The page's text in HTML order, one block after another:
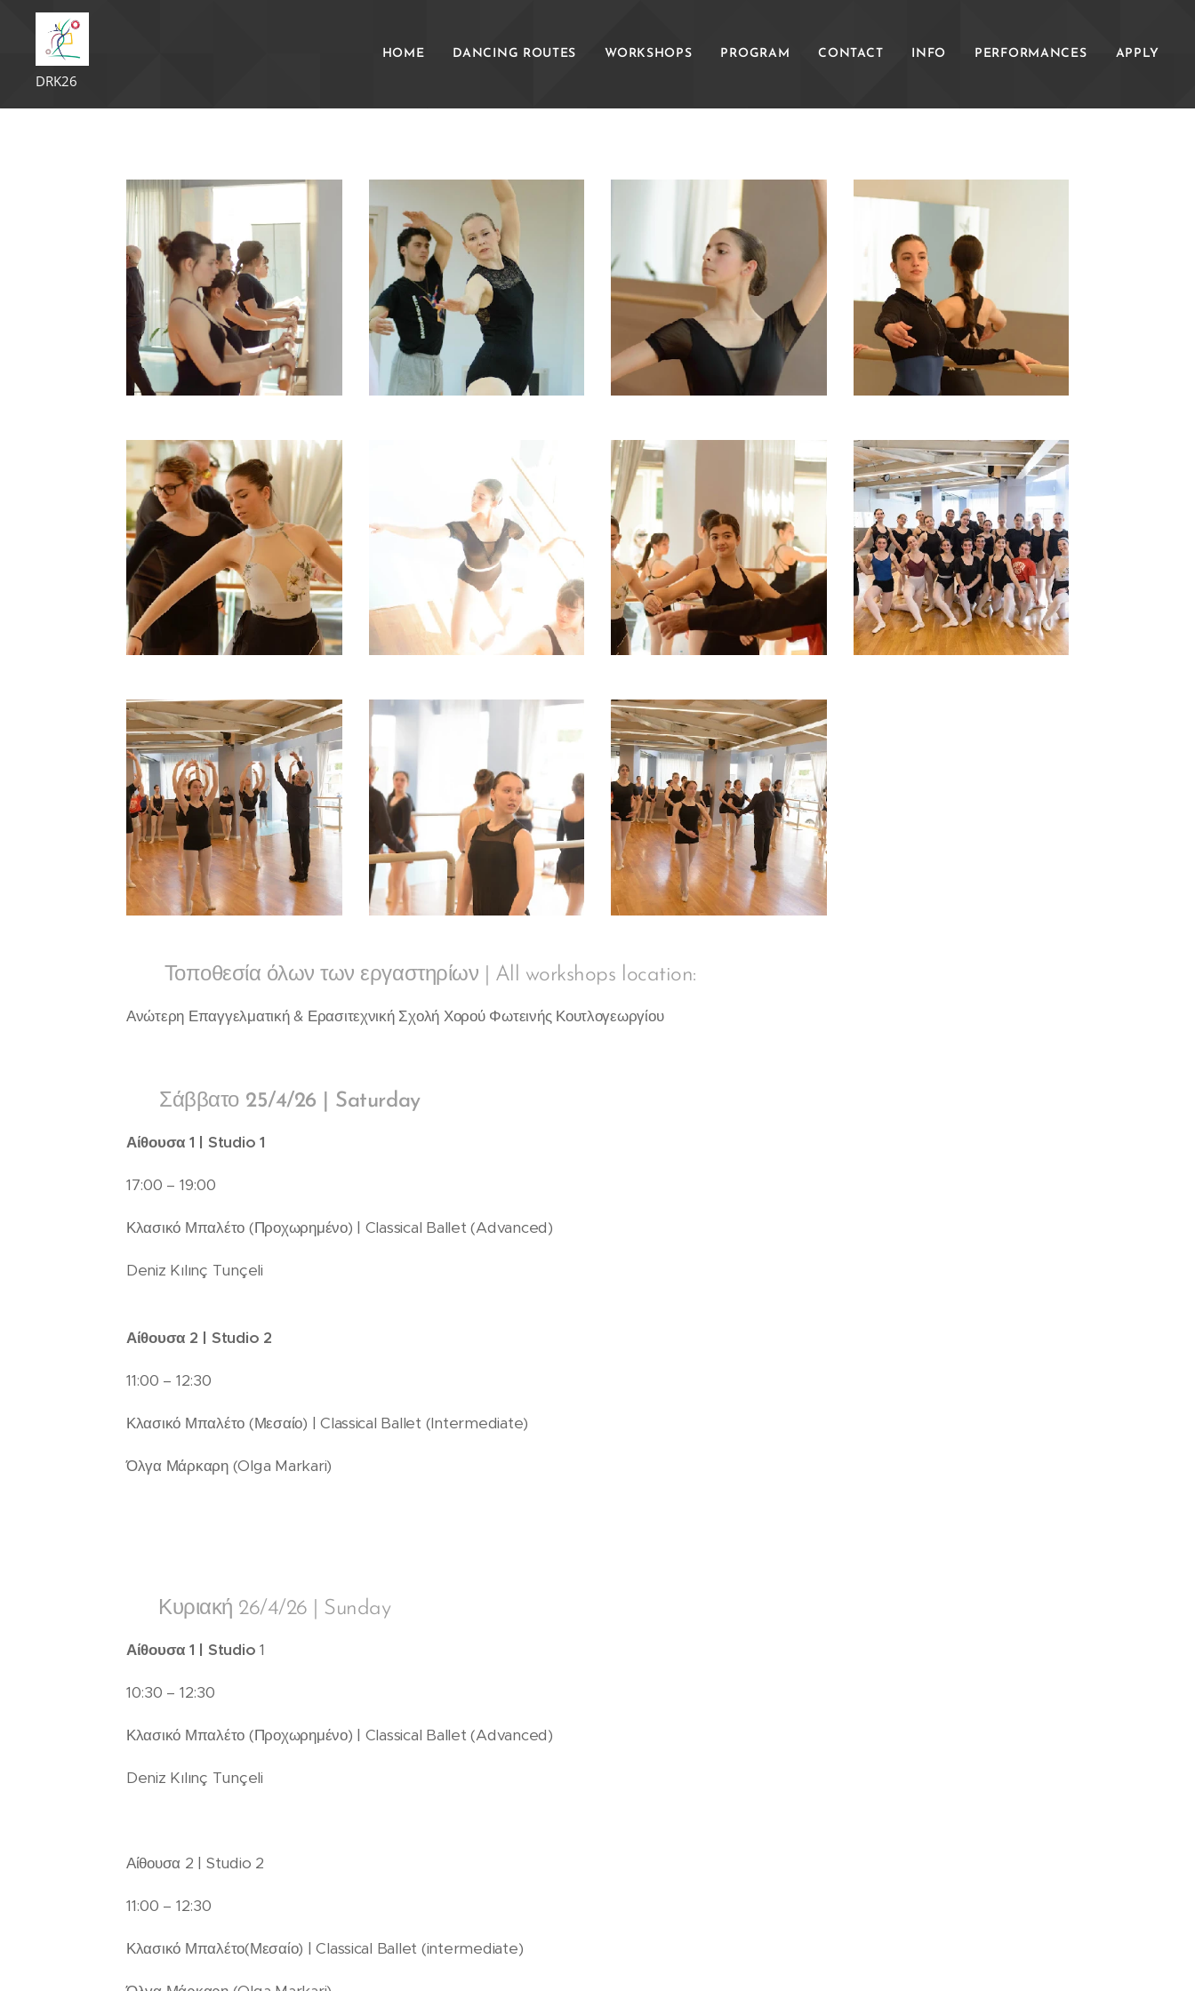
DRK26
HOME DANCING ROUTES WORKSHOPS PROGRAM CONTACT INFO PERFORMANCES APPLY
📍 Τοποθεσία όλων των εργαστηρίων | All workshops location:
Ανώτερη Επαγγελματική & Ερασιτεχνική Σχολή Χορού Φωτεινής Κουτλογεωργίου
🔸 Σάββατο 25/4/26 | Saturday
Αίθουσα 1 | Studio 1
17:00 – 19:00
Κλασικό Μπαλέτο (Προχωρημένο) | Classical Ballet (Advanced)
Deniz Kılınç Tunçeli
Αίθουσα 2 | Studio 2
11:00 – 12:30
Κλασικό Μπαλέτο (Μεσαίο) | Classical Ballet (Intermediate)
Όλγα Μάρκαρη (Olga Markari)
🔸 Κυριακή 26/4/26 | Sunday
Αίθουσα 1 | Studio1
10:30 – 12:30
Κλασικό Μπαλέτο (Προχωρημένο) | Classical Ballet (Advanced)
Deniz Kılınç Tunçeli
Αίθουσα 2 | Studio 2
11:00 – 12:30
Κλασικό Μπαλέτο(Μεσαίο) | Classical Ballet (intermediate)